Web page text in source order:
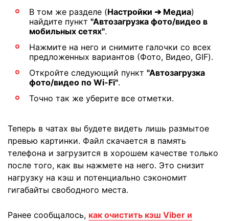
В том же разделе (Настройки ➔ Медиа)
найдите пункт "Автозагрузка фото/видео в
мобильных сетях".
Нажмите на него и снимите галочки со всех
предложенных вариантов (Фото, Видео, GIF).
Откройте следующий пункт "Автозагрузка
фото/видео по Wi-Fi".
Точно так же уберите все отметки.
Теперь в чатах вы будете видеть лишь размытое
превью картинки. Файл скачается в память
телефона и загрузится в хорошем качестве только
после того, как вы нажмете на него. Это снизит
нагрузку на кэш и потенциально сэкономит
гигабайты свободного места.
Ранее сообщалось, как очистить кэш Viber и